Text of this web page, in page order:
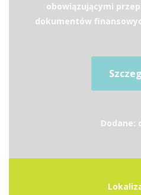
obowiązującymi
dokumentów
Dodane: